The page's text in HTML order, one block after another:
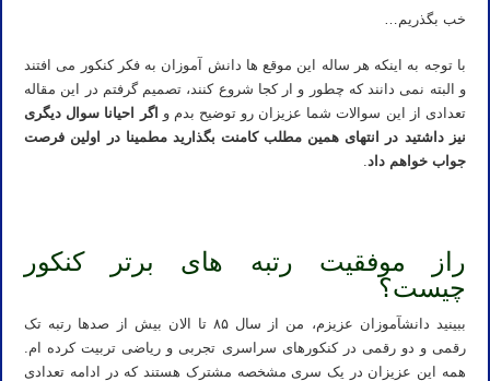
خب بگذریم…
با توجه به اینکه هر ساله این موقع ها دانش آموزان به فکر کنکور می افتند
و البته نمی دانند که چطور و ار کجا شروع کنند، تصمیم گرفتم در این مقاله
تعدادی از این سوالات شما عزیزان رو توضیح بدم و اگر احیانا سوال دیگری
نیز داشتید در انتهای همین مطلب کامنت بگذارید مطمینا در اولین فرصت
جواب خواهم داد.
راز موفقیت رتبه های برتر کنکور
چیست؟
ببینید دانشآموزان عزیزم، من از سال ۸۵ تا الان بیش از صدها رتبه تک
رقمی و دو رقمی در کنکورهای سراسری تجربی و ریاضی تربیت کرده ام.
همه این عزیزان در یک سری مشخصه مشترک هستند که در ادامه تعدادی